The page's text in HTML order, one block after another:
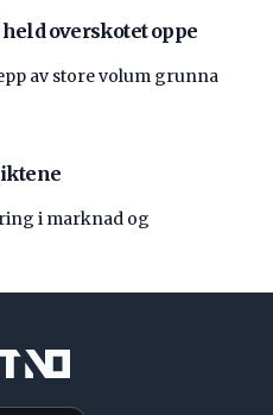
overskotet oppe
av store volum grunna
i marknad og